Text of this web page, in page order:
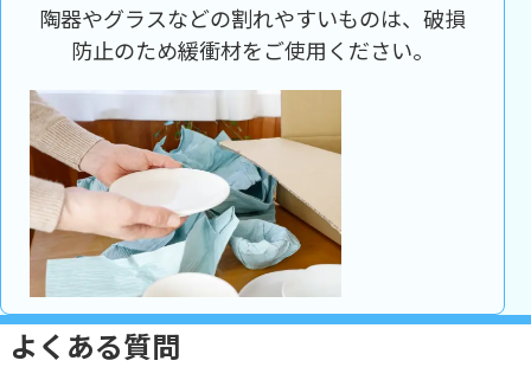
陶器やグラスなどの割れやすいものは、破損
防止のため緩衝材をご使用ください。
よくある質問